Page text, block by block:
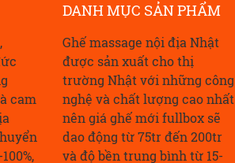
cam
DANH MỤC SẢN PHẨM
Ghế massage nội địa Nhật
được sản xuất cho thị
trường Nhật với những công
nghệ và chất lượng cao nhất
nên giá ghế mới fullbox sẽ
dao động từ 75tr đến 200tr
và độ bền trung bình từ 15-